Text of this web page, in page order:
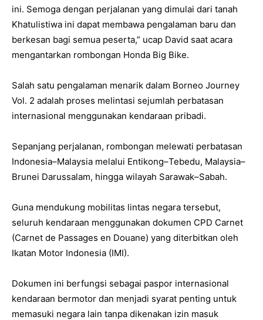
ini. Semoga dengan perjalanan yang dimulai dari tanah
Khatulistiwa ini dapat membawa pengalaman baru dan
berkesan bagi semua peserta,” ucap David saat acara
mengantarkan rombongan Honda Big Bike.
Salah satu pengalaman menarik dalam Borneo Journey
Vol. 2 adalah proses melintasi sejumlah perbatasan
internasional menggunakan kendaraan pribadi.
Sepanjang perjalanan, rombongan melewati perbatasan
Indonesia–Malaysia melalui Entikong–Tebedu, Malaysia–
Brunei Darussalam, hingga wilayah Sarawak–Sabah.
Guna mendukung mobilitas lintas negara tersebut,
seluruh kendaraan menggunakan dokumen CPD Carnet
(Carnet de Passages en Douane) yang diterbitkan oleh
Ikatan Motor Indonesia (IMI).
Dokumen ini berfungsi sebagai paspor internasional
kendaraan bermotor dan menjadi syarat penting untuk
memasuki negara lain tanpa dikenakan izin masuk